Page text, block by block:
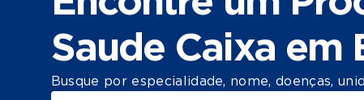
Saude Caixa em
Busque por especialidade, nome, doenças,